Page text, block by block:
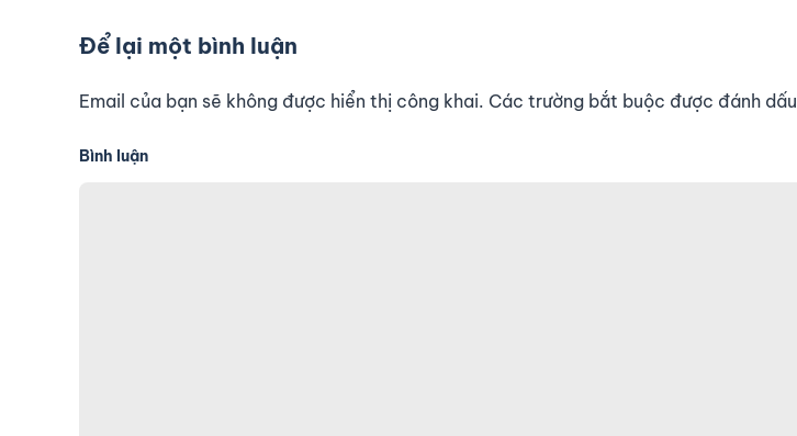
Để lại một bình luận
Email của bạn sẽ không được hiển thị công khai. Các trường bắt buộc được đánh dấu
Bình luận